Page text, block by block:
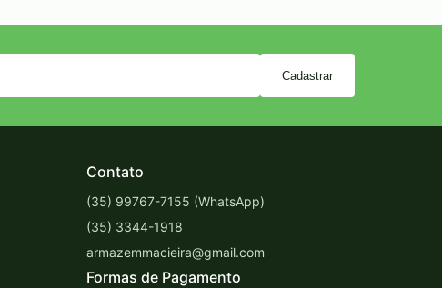
Cadastrar
Contato
(35) 99767-7155 (WhatsApp)
(35) 3344-1918
armazemmacieira@gmail.com
Formas de Pagamento